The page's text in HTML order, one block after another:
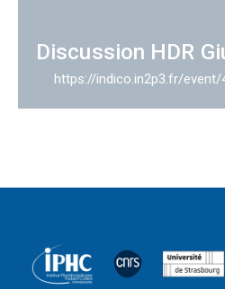
Discussion HDR
https://indico.in2p3.fr/event/